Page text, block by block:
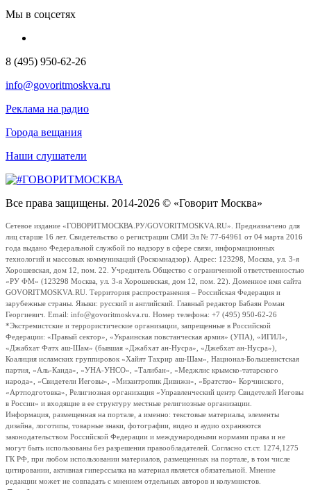
Мы в соцсетях
8 (495) 950-62-26
info@govoritmoskva.ru
Реклама на радио
Города вещания
Наши слушатели
Все права защищены. 2014-2026 © «Говорит Москва»
Сетевое издание «ГОВОРИТМОСКВА.РУ/GOVORITMOSKVA.RU». Предназначено для
лиц старше 16 лет. Свидетельство о регистрации СМИ Эл № 77-64961 от 04 марта 2016
года выдано Федеральной службой по надзору в сфере связи, информационных
технологий и массовых коммуникаций (Роскомнадзор). Адрес: 123298, Москва, ул. 3-я
Хорошевская, дом 12, пом. 22. Учредитель Общество с ограниченной ответственностью
«РУ ФМ» (123298 Москва, ул. 3-я Хорошевская, дом 12, пом. 22). Доменное имя сайта
GOVORITMOSKVA.RU. Территория распространения – Российская Федерация и
зарубежные страны. Языки: русский и английский. Главный редактор Бабаян Роман
Георгиевич. Email: info@govoritmoskva.ru. Номер телефона: +7 (495) 950-62-26
*Экстремистские и террористические организации, запрещенные в Российской
Федерации: «Правый сектор», «Украинская повстанческая армия» (УПА), «ИГИЛ»,
«Джабхат Фатх аш-Шам» (бывшая «Джабхат ан-Нусра», «Джебхат ан-Нусра»),
Коалиция исламских группировок «Хайят Тахрир аш-Шам», Национал-Большевистская
партия, «Аль-Каида», «УНА-УНСО», «Талибан», «Меджлис крымско-татарского
народа», «Свидетели Иеговы», «Мизантропик Дивижн», «Братство» Корчинского,
«Артподготовка», Религиозная организация «Управленческий центр Свидетелей Иеговы
в России» и входящие в ее структуру местные религиозные организации.
Информация, размещенная на портале, а именно: текстовые материалы, элементы
дизайна, логотипы, товарные знаки, фотографии, видео и аудио охраняются
законодательством Российской Федерации и международными нормами права и не
могут быть использованы без разрешения правообладателей. Согласно ст.ст. 1274,1275
ГК РФ, при любом использовании материалов, размещенных на портале, в том числе
цитировании, активная гиперссылка на материал является обязательной. Мнение
редакции может не совпадать с мнением отдельных авторов и колумнистов.